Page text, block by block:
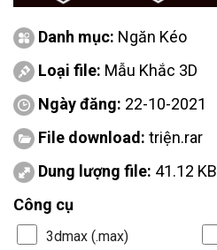
Danh mục: Ngăn Kéo
Loại file: Mẫu Khắc 3D
Ngày đăng: 22-10-2021
File download: triện.rar
Dung lượng file: 41.12 KB
Công cụ
3dmax (.max)